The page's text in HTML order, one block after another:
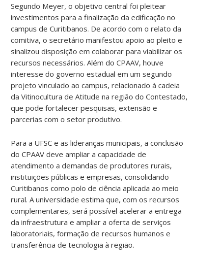
Segundo Meyer, o objetivo central foi pleitear
investimentos para a finalização da edificação no
campus de Curitibanos. De acordo com o relato da
comitiva, o secretário manifestou apoio ao pleito e
sinalizou disposição em colaborar para viabilizar os
recursos necessários. Além do CPAAV, houve
interesse do governo estadual em um segundo
projeto vinculado ao campus, relacionado à cadeia
da Vitinocultura de Atitude na região do Contestado,
que pode fortalecer pesquisas, extensão e
parcerias com o setor produtivo.
Para a UFSC e as lideranças municipais, a conclusão
do CPAAV deve ampliar a capacidade de
atendimento a demandas de produtores rurais,
instituições públicas e empresas, consolidando
Curitibanos como polo de ciência aplicada ao meio
rural. A universidade estima que, com os recursos
complementares, será possível acelerar a entrega
da infraestrutura e ampliar a oferta de serviços
laboratoriais, formação de recursos humanos e
transferência de tecnologia à região.